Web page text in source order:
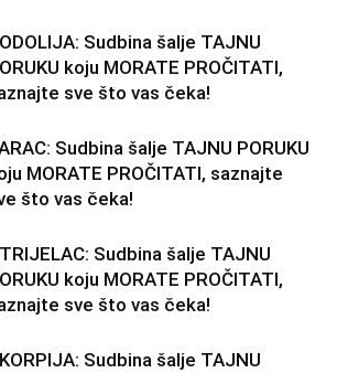
Sudbina šalje TAJNU
koju MORATE PROČITATI,
sve što vas čeka!
Sudbina šalje TAJNU PORUKU
MORATE PROČITATI, saznajte
što vas čeka!
Sudbina šalje TAJNU
koju MORATE PROČITATI,
sve što vas čeka!
Sudbina šalje TAJNU